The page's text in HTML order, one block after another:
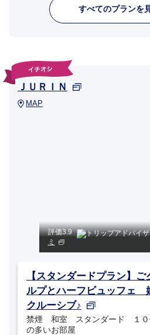
すべてのプランを
ＪＵＲＩＮ
MAP
評価3.9
ミ
【スタンダードプラン】
ルプとハーフビュッフェ
クルーシブ♪
禁煙 和室 スタンダード １０
の多いお部屋